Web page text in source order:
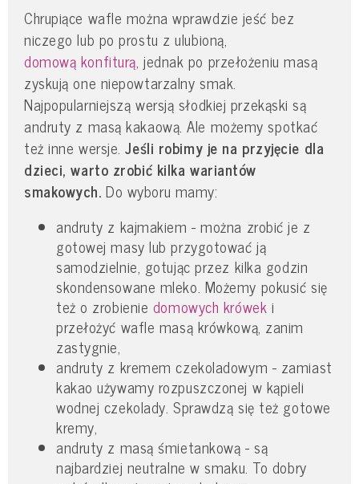
Chrupiące wafle można wprawdzie jeść bez
niczego lub po prostu z ulubioną,
domową konfiturą, jednak po przełożeniu masą
zyskują one niepowtarzalny smak.
Najpopularniejszą wersją słodkiej przekąski są
andruty z masą kakaową. Ale możemy spotkać
też inne wersje.Jeśli robimy je na przyjęcie dla
dzieci, warto zrobić kilka wariantów
smakowych. Do wyboru mamy:
andruty z kajmakiem - można zrobić je z
gotowej masy lub przygotować ją
samodzielnie, gotując przez kilka godzin
skondensowane mleko. Możemy pokusić się
też o zrobienie domowych krówek i
przełożyć wafle masą krówkową, zanim
zastygnie,
andruty z kremem czekoladowym - zamiast
kakao używamy rozpuszczonej w kąpieli
wodnej czekolady. Sprawdzą się też gotowe
kremy,
andruty z masą śmietankową - są
najbardziej neutralne w smaku. To dobry